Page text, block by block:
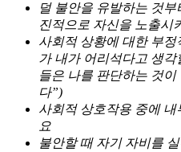
덜 불안을 유발하는 것
진적으로 자신을 노출시
사회적 상황에 대한 부
가 내가 어리석다고 생각
들은 나를 판단하는 것
다”)
사회적 상호작용 중에
요
불안할 때 자기 자비를